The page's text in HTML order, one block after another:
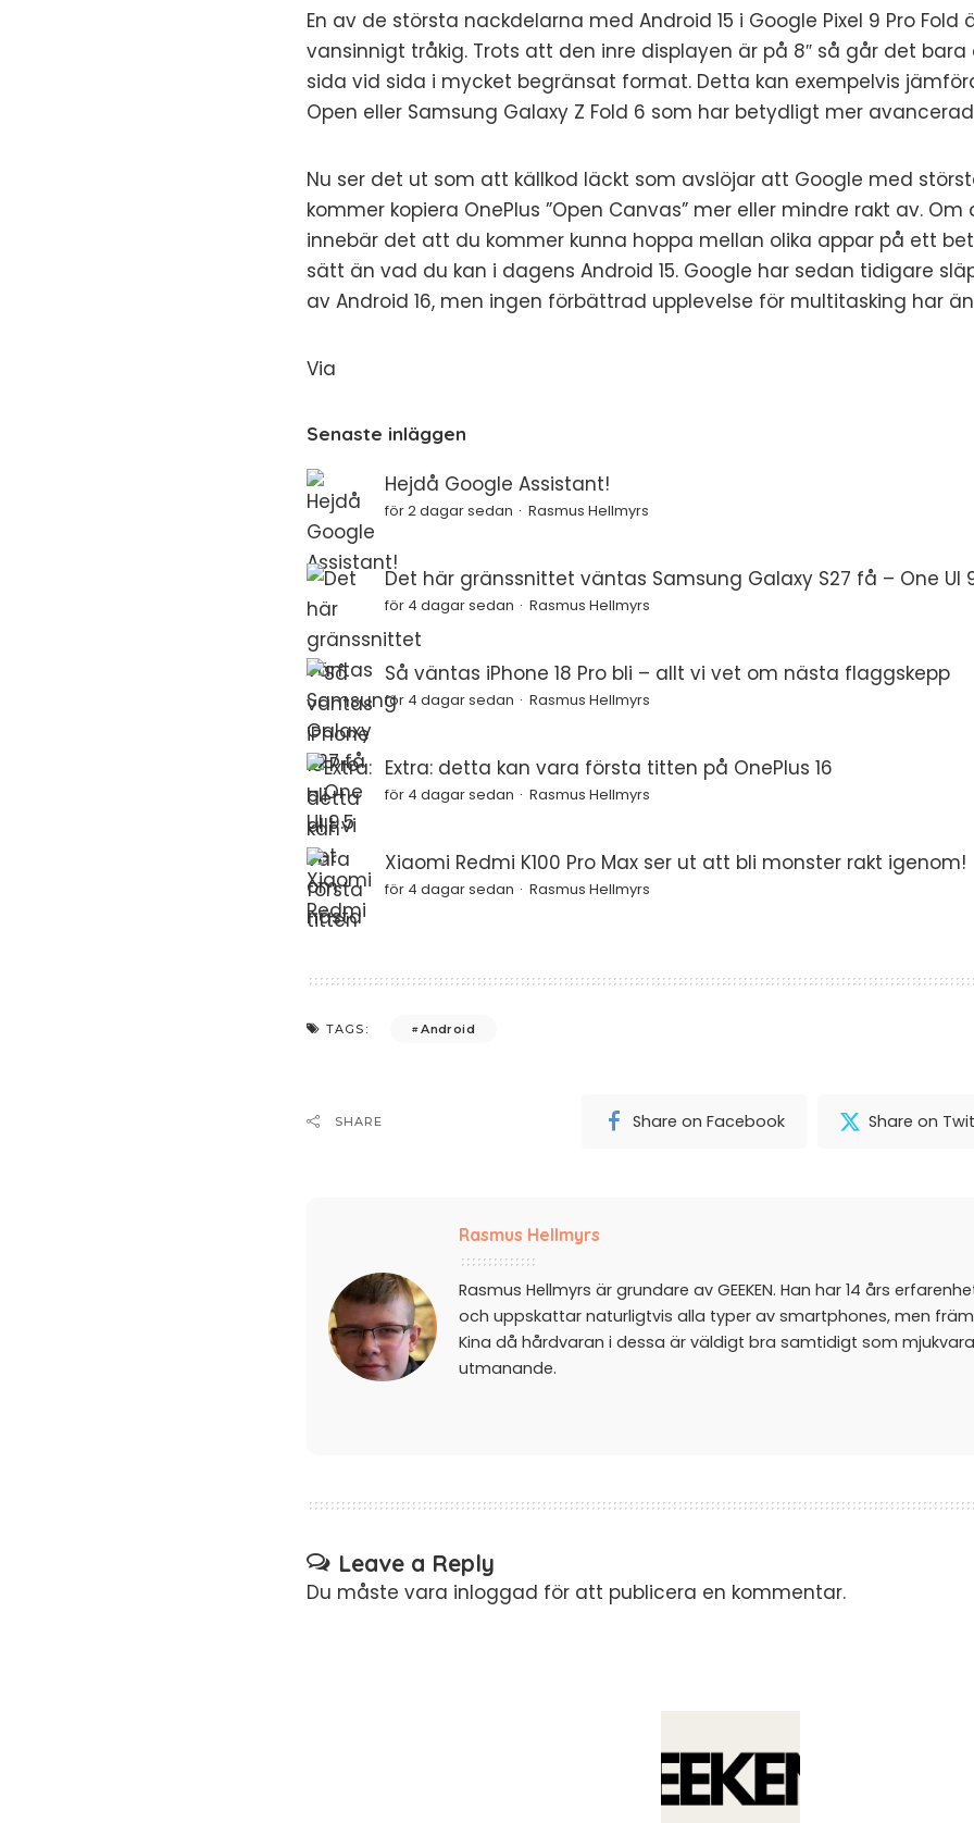
En av de största nackdelarna med Android 15 i Google Pixel 9 Pro
vansinnigt tråkig. Trots att den inre displayen är på 8″ så går det
sida vid sida i mycket begränsat format. Detta kan exempelvis
Open eller Samsung Galaxy Z Fold 6 som har betydligt mer
Nu ser det ut som att källkod läckt som avslöjar att Google med
kommer kopiera OnePlus ”Open Canvas” mer eller mindre rakt av.
innebär det att du kommer kunna hoppa mellan olika appar på ett
sätt än vad du kan i dagens Android 15. Google har sedan tidigare
av Android 16, men ingen förbättrad upplevelse för multitasking har
Via
Senaste inläggen
Hejdå Google Assistant!
för 2 dagar sedan Rasmus Hellmyrs
Det här gränssnittet väntas Samsung Galaxy S27 få – One UI
för 4 dagar sedan Rasmus Hellmyrs
Så väntas iPhone 18 Pro bli – allt vi vet om nästa flaggskepp
för 4 dagar sedan Rasmus Hellmyrs
Extra: detta kan vara första titten på OnePlus 16
för 4 dagar sedan Rasmus Hellmyrs
Xiaomi Redmi K100 Pro Max ser ut att bli monster rakt igenom!
för 4 dagar sedan Rasmus Hellmyrs
TAGS: Android
SHARE Share on Facebook Share on
Rasmus Hellmyrs
Rasmus Hellmyrs är grundare av GEEKEN. Han har 14 års
och uppskattar naturligtvis alla typer av smartphones, men
Kina då hårdvaran i dessa är väldigt bra samtidigt som
utmanande.
Leave a Reply
Du måste vara inloggad för att publicera en kommentar.